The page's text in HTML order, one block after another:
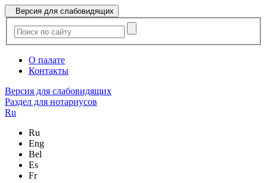
Версия для слабовидящих
О палате
Контакты
Версия для слабовидящих
Раздел для нотариусов
Ru
Ru
Eng
Bel
Es
Fr